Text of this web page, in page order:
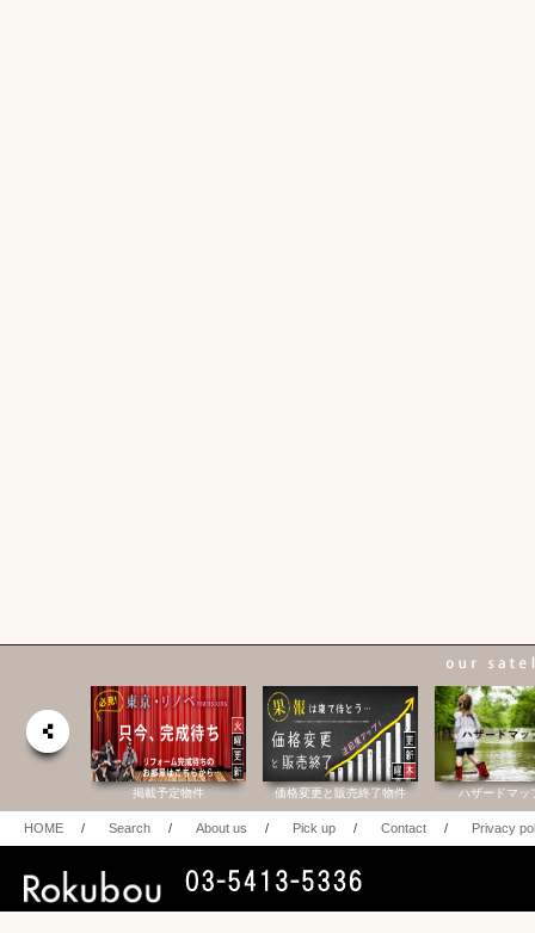
掲載予定物件 価格変更と販売終了物件 ハザードマッ
HOME / Search / About us / Pick up / Contact / Privacy